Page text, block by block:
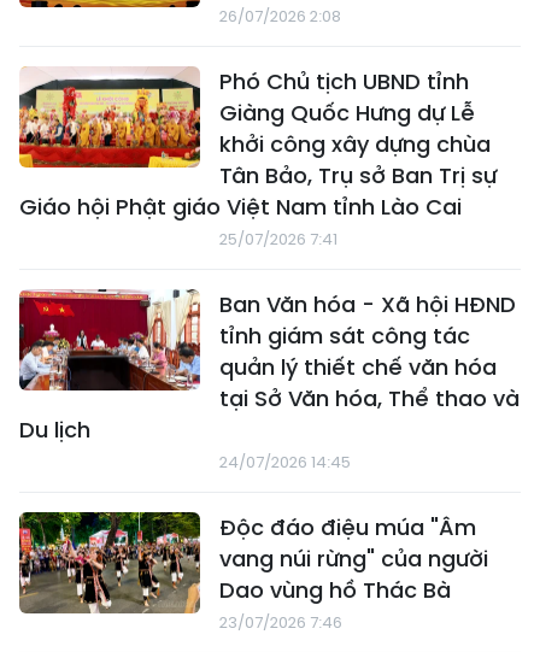
26/07/2026 2:08
Phó Chủ tịch UBND tỉnh
Giàng Quốc Hưng dự Lễ
khởi công xây dựng chùa
Tân Bảo, Trụ sở Ban Trị sự
Giáo hội Phật giáo Việt Nam tỉnh Lào Cai
25/07/2026 7:41
Ban Văn hóa - Xã hội HĐND
tỉnh giám sát công tác
quản lý thiết chế văn hóa
tại Sở Văn hóa, Thể thao và
Du lịch
24/07/2026 14:45
Độc đáo điệu múa "Âm
vang núi rừng" của người
Dao vùng hồ Thác Bà
23/07/2026 7:46